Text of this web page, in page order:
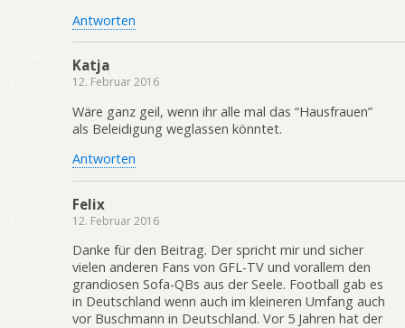
Antworten
Katja
12. Februar 2016
Wäre ganz geil, wenn ihr alle mal das “Hausfrauen”
als Beleidigung weglassen könntet.
Antworten
Felix
12. Februar 2016
Danke für den Beitrag. Der spricht mir und sicher
vielen anderen Fans von GFL-TV und vorallem den
grandiosen Sofa-QBs aus der Seele. Football gab es
in Deutschland wenn auch im kleineren Umfang auch
vor Buschmann in Deutschland. Vor 5 Jahren hat der